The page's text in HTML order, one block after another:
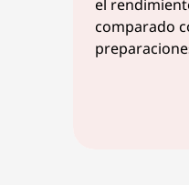
el
comparado